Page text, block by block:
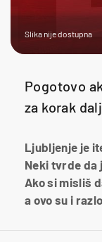
Slika nije dostupna
Pogotovo
za korak
Ljubljenje je
Neki tvrde da
Ako si misliš
a ovo su i